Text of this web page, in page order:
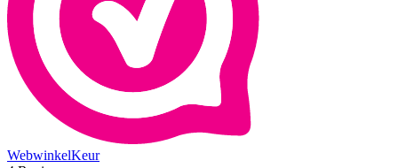
WebwinkelKeur